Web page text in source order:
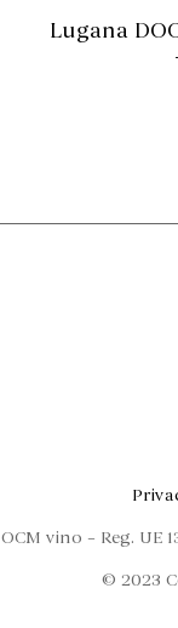
Lugana
OCM vino – Reg. UE
© 2023